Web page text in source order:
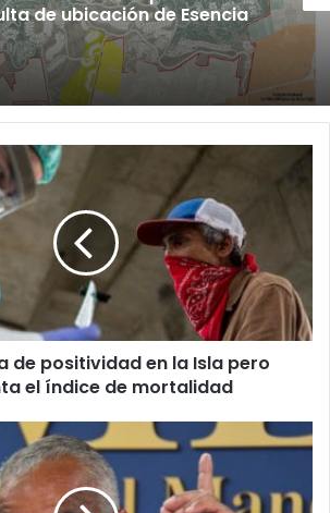
de ubicación de Esencia
de positividad en la Isla pero
el índice de mortalidad